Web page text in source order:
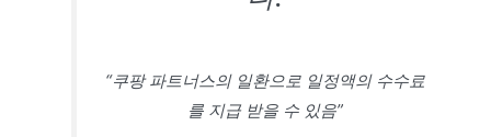
“쿠팡 파트너스의 일환으로 일정액의 수수료
를 지급 받을 수 있음”